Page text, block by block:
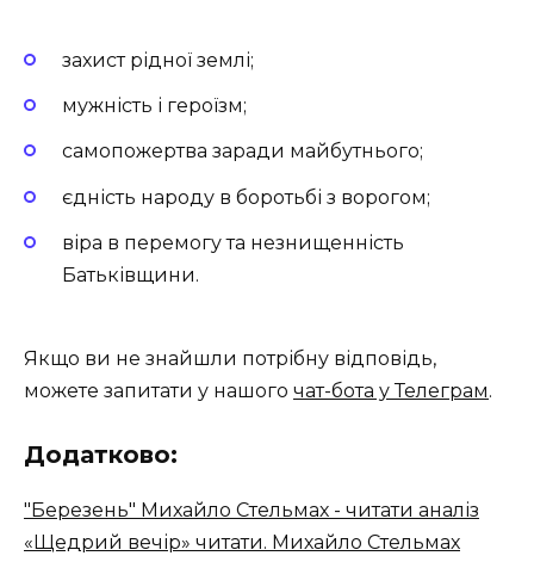
захист рідної землі;
мужність і героїзм;
самопожертва заради майбутнього;
єдність народу в боротьбі з ворогом;
віра в перемогу та незнищенність
Батьківщини.
Якщо ви не знайшли потрібну відповідь,
можете запитати у нашого чат-бота у Телеграм.
Додатково:
"Березень" Михайло Стельмах - читати аналіз
«Щедрий вечір» читати. Михайло Стельмах